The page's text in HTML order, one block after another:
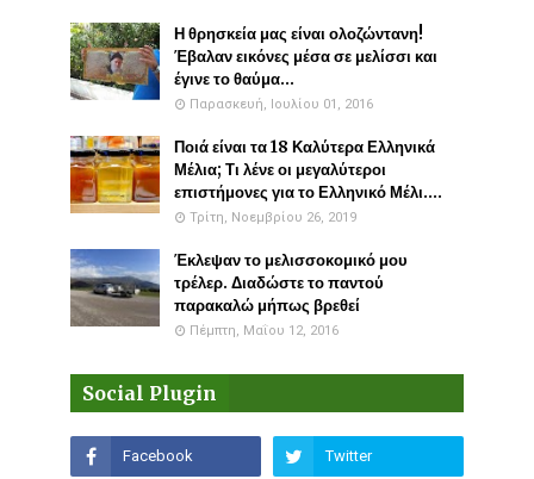
Η θρησκεία μας είναι ολοζώντανη!
Έβαλαν εικόνες μέσα σε μελίσσι και
έγινε το θαύμα...
Παρασκευή, Ιουλίου 01, 2016
Ποιά είναι τα 18 Καλύτερα Ελληνικά
Μέλια; Τι λένε οι μεγαλύτεροι
επιστήμονες για το Ελληνικό Μέλι....
Τρίτη, Νοεμβρίου 26, 2019
Έκλεψαν το μελισσοκομικό μου
τρέλερ. Διαδώστε το παντού
παρακαλώ μήπως βρεθεί
Πέμπτη, Μαΐου 12, 2016
Social Plugin